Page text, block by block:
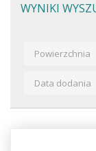
WYNIKI
Powierzchnia
Data dodania